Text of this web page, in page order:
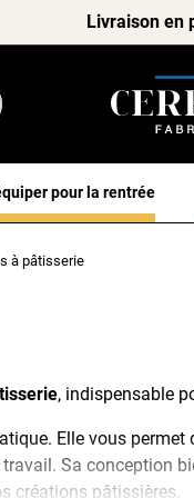
Livraison en
pour la rentrée
à pâtisserie
, indispensable
Elle vous
Sa conception
créations pâtissières.